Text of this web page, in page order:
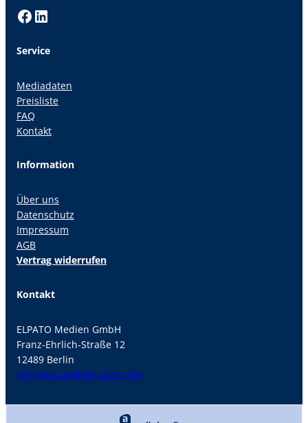
Facebook LinkedIn
Service
Mediadaten
Preisliste
FAQ
Kontakt
Information
Über uns
Datenschutz
Impressum
AGB
Vertrag widerrufen
Kontakt
ELPATO Medien GmbH
Franz-Ehrlich-Straße 12
12489 Berlin
info@gesundheit-adhoc.de